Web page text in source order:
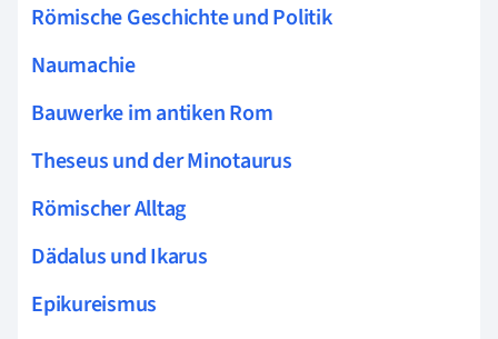
Römische Geschichte und Politik
Naumachie
Bauwerke im antiken Rom
Theseus und der Minotaurus
Römischer Alltag
Dädalus und Ikarus
Epikureismus